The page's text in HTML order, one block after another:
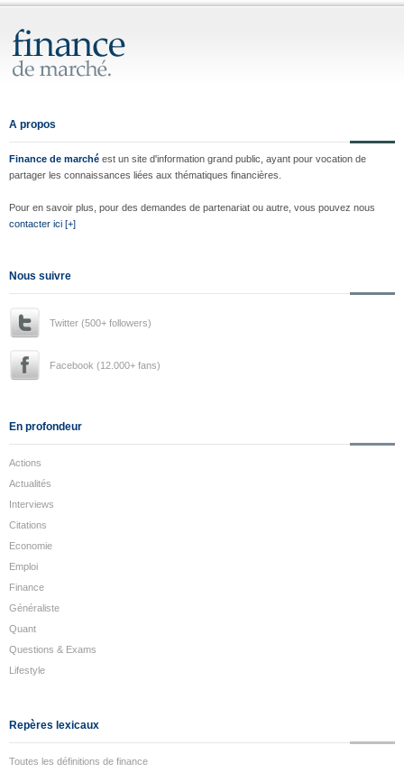
A propos
Finance de marché est un site d'information grand public, ayant pour vocation de
partager les connaissances liées aux thématiques financières.
Pour en savoir plus, pour des demandes de partenariat ou autre, vous pouvez nous
contacter ici [+]
Nous suivre
Twitter (500+ followers)
Facebook (12.000+ fans)
En profondeur
Actions
Actualités
Interviews
Citations
Economie
Emploi
Finance
Généraliste
Quant
Questions & Exams
Lifestyle
Repères lexicaux
Toutes les définitions de finance